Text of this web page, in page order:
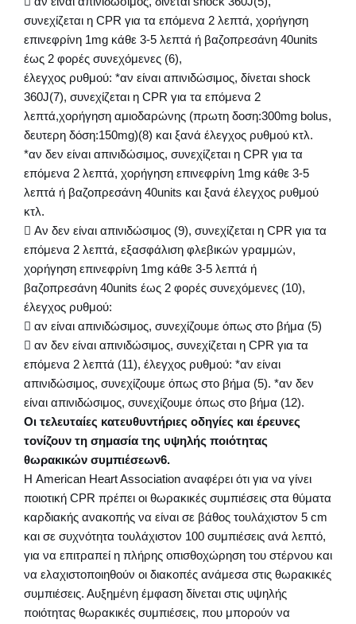
συνεχίζεται η CPR για τα επόμενα 2 λεπτά, χορήγηση
επινεφρίνη 1mg κάθε 3-5 λεπτά ή βαζοπρεσάνη 40units
έως 2 φορές συνεχόμενες (6),
έλεγχος ρυθμού: *αν είναι απινιδώσιμος, δίνεται shock
360J(7), συνεχίζεται η CPR για τα επόμενα 2
λεπτά,χορήγηση αμιοδαρώνης (πρωτη δοση:300mg bolus,
δευτερη δόση:150mg)(8) και ξανά έλεγχος ρυθμού κτλ.
*αν δεν είναι απινιδώσιμος, συνεχίζεται η CPR για τα
επόμενα 2 λεπτά, χορήγηση επινεφρίνη 1mg κάθε 3-5
λεπτά ή βαζοπρεσάνη 40units και ξανά έλεγχος ρυθμού
κτλ.
 Αν δεν είναι απινιδώσιμος (9), συνεχίζεται η CPR για τα
επόμενα 2 λεπτά, εξασφάλιση φλεβικών γραμμών,
χορήγηση επινεφρίνη 1mg κάθε 3-5 λεπτά ή
βαζοπρεσάνη 40units έως 2 φορές συνεχόμενες (10),
έλεγχος ρυθμού:
 αν είναι απινιδώσιμος, συνεχίζουμε όπως στο βήμα (5)
 αν δεν είναι απινιδώσιμος, συνεχίζεται η CPR για τα
επόμενα 2 λεπτά (11), έλεγχος ρυθμού: *αν είναι
απινιδώσιμος, συνεχίζουμε όπως στο βήμα (5). *αν δεν
είναι απινιδώσιμος, συνεχίζουμε όπως στο βήμα (12).
Οι τελευταίες κατευθυντήριες οδηγίες και έρευνες
τονίζουν τη σημασία της υψηλής ποιότητας
θωρακικών συμπιέσεων6.
Η American Heart Association αναφέρει ότι για να γίνει
ποιοτική CPR πρέπει οι θωρακικές συμπιέσεις στα θύματα
καρδιακής ανακοπής να είναι σε βάθος τουλάχιστον 5 cm
και σε συχνότητα τουλάχιστον 100 συμπιέσεις ανά λεπτό,
για να επιτραπεί η πλήρης οπισθοχώρηση του στέρνου και
να ελαχιστοποιηθούν οι διακοπές ανάμεσα στις θωρακικές
συμπιέσεις. Αυξημένη έμφαση δίνεται στις υψηλής
ποιότητας θωρακικές συμπιέσεις, που μπορούν να